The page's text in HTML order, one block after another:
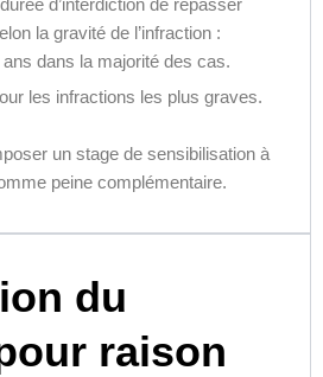
d’interdiction de repasser
la gravité de l’infraction :
dans la majorité des cas.
les infractions les plus graves.
un stage de sensibilisation à
peine complémentaire.
du
raison